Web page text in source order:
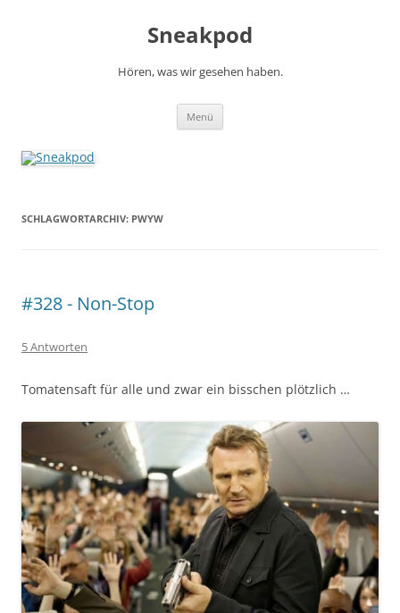
Sneakpod
Hören, was wir gesehen haben.
Menü
SCHLAGWORTARCHIV: PWYW
#328 - Non-Stop
5 Antworten
Tomatensaft für alle und zwar ein bisschen plötzlich …